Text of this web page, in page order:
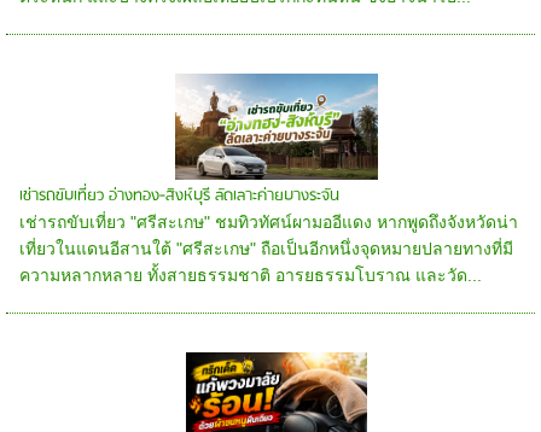
เช่ารถขับเที่ยว อ่างทอง-สิงห์บุรี ลัดเลาะค่ายบางระจัน
เช่ารถขับเที่ยว "ศรีสะเกษ" ชมทิวทัศน์ผามออีแดง หากพูดถึงจังหวัดน่า
เที่ยวในแดนอีสานใต้ "ศรีสะเกษ" ถือเป็นอีกหนึ่งจุดหมายปลายทางที่มี
ความหลากหลาย ทั้งสายธรรมชาติ อารยธรรมโบราณ และวัด...